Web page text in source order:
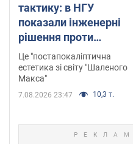
тактику: в НГУ
показали інженерні
рішення проти
російських FPV-дронів.
Фото
Це "постапокаліптична
естетика зі світу "Шаленого
Макса"
7.08.2026 23:47 10,3 т.